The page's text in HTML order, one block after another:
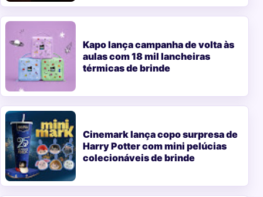
Kapo lança campanha de volta às
aulas com 18 mil lancheiras
térmicas de brinde
Cinemark lança copo surpresa de
Harry Potter com mini pelúcias
colecionáveis de brinde